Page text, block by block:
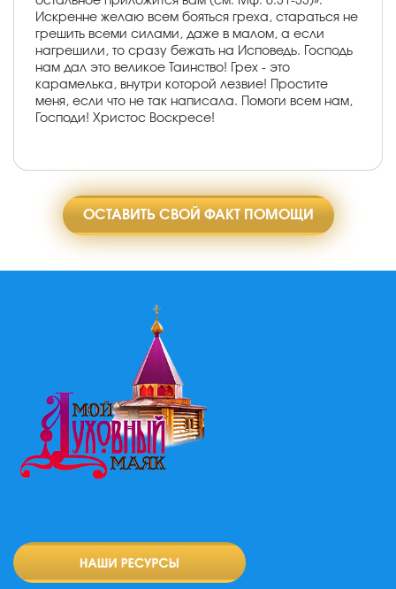
Искренне желаю всем бояться греха, стараться не
грешить всеми силами, даже в малом, а если
нагрешили, то сразу бежать на Исповедь. Господь
нам дал это великое Таинство! Грех - это
карамелька, внутри которой лезвие! Простите
меня, если что не так написала. Помоги всем нам,
Господи! Христос Воскресе!
ОСТАВИТЬ СВОЙ ФАКТ ПОМОЩИ